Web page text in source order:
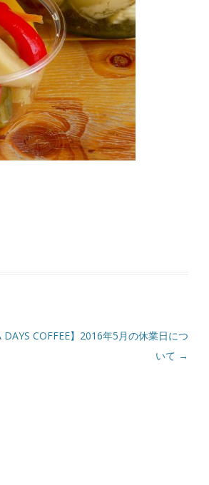
DAYS COFFEE】2016年5月の休業日につ
いて →